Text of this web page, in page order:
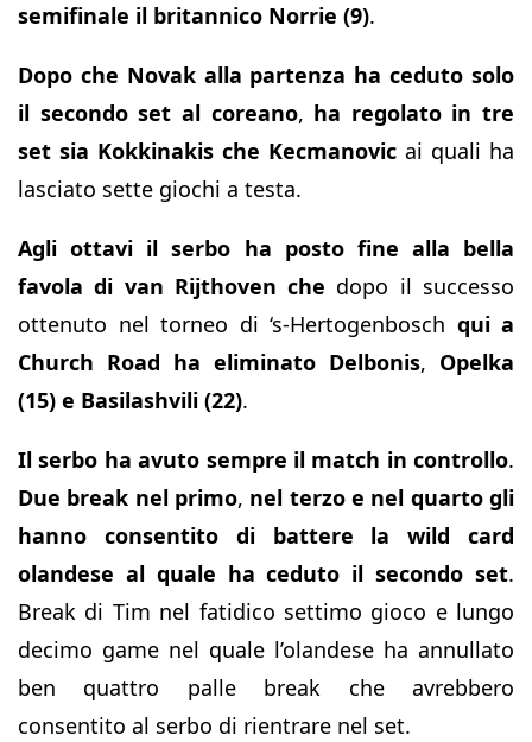
semifinale il britannico Norrie (9).
Dopo che Novak alla partenza ha ceduto solo
il secondo set al coreano, ha regolato in tre
set sia Kokkinakis che Kecmanovic ai quali ha
lasciato sette giochi a testa.
Agli ottavi il serbo ha posto fine alla bella
favola di van Rijthoven che dopo il successo
ottenuto nel torneo di ‘s-Hertogenbosch qui a
Church Road ha eliminato Delbonis, Opelka
(15) e Basilashvili (22).
Il serbo ha avuto sempre il match in controllo.
Due break nel primo, nel terzo e nel quarto gli
hanno consentito di battere la wild card
olandese al quale ha ceduto il secondo set.
Break di Tim nel fatidico settimo gioco e lungo
decimo game nel quale l’olandese ha annullato
ben quattro palle break che avrebbero
consentito al serbo di rientrare nel set.